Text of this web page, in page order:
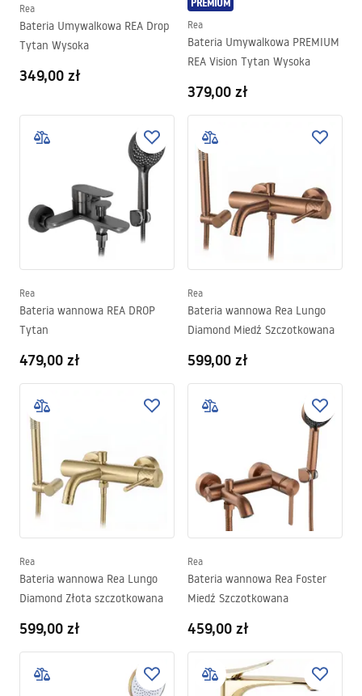
Rea
Bateria Umywalkowa REA Drop
Tytan Wysoka
349,00 zł
PREMIUM
Rea
Bateria Umywalkowa PREMIUM
REA Vision Tytan Wysoka
379,00 zł
Rea
Bateria wannowa REA DROP
Tytan
479,00 zł
Rea
Bateria wannowa Rea Lungo
Diamond Miedź Szczotkowana
599,00 zł
Rea
Bateria wannowa Rea Lungo
Diamond Złota szczotkowana
599,00 zł
Rea
Bateria wannowa Rea Foster
Miedź Szczotkowana
459,00 zł